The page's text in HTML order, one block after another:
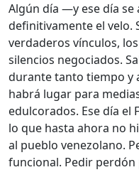
Algún día —y ese día
definitivamente el velo.
verdaderos vínculos,
silencios negociados.
durante tanto tiempo y
habrá lugar para
edulcorados. Ese día
lo que hasta ahora no
al pueblo venezolano.
funcional. Pedir